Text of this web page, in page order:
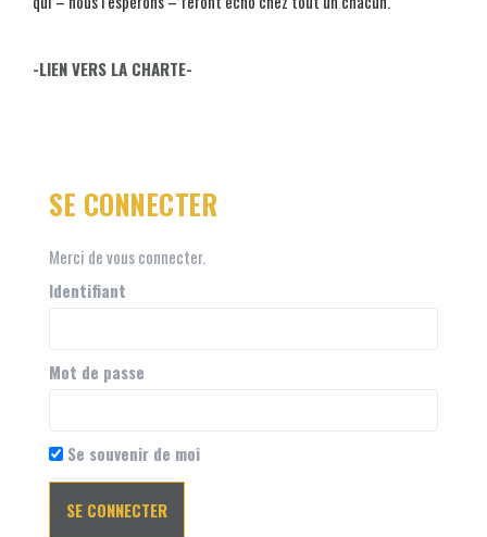
-LIEN VERS LA CHARTE-
SE CONNECTER
Merci de vous connecter.
Identifiant
Mot de passe
Se souvenir de moi